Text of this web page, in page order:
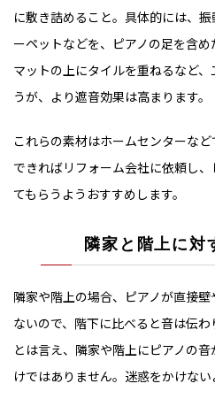
に敷き詰めること。具体的には、
ーペットなどを、ピアノの足を含め
マットの上にタイルを重ねるなど
うが、より遮音効果は高まります。
これらの素材はホームセンターなど
できればリフォーム会社に依頼し
てもらうようおすすめします。
隣家と階上に対
隣家や階上の場合、ピアノが直接
ないので、階下に比べると音は伝
とは言え、隣家や階上にピアノの
けではありません。迷惑をかけない